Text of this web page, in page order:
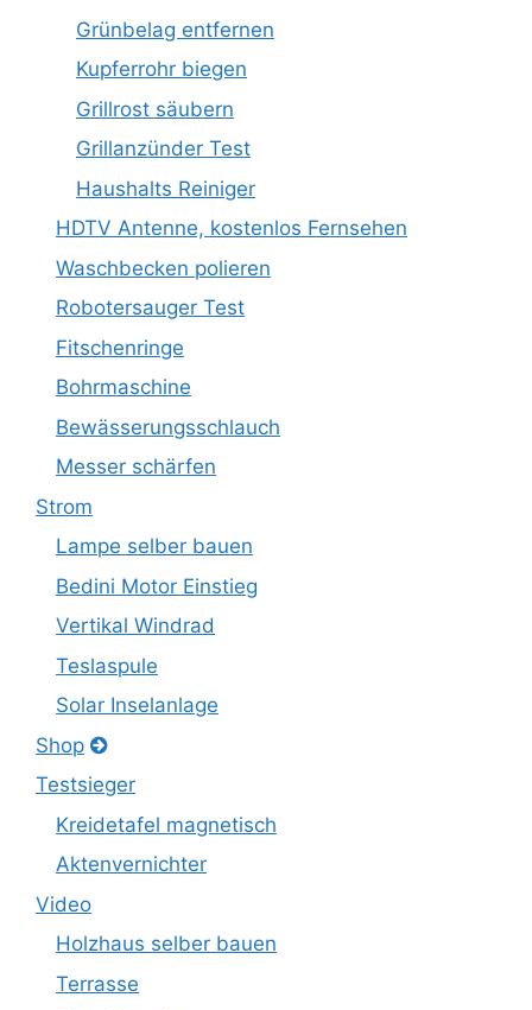
Grünbelag entfernen
Kupferrohr biegen
Grillrost säubern
Grillanzünder Test
Haushalts Reiniger
HDTV Antenne, kostenlos Fernsehen
Waschbecken polieren
Robotersauger Test
Fitschenringe
Bohrmaschine
Bewässerungsschlauch
Messer schärfen
Strom
Lampe selber bauen
Bedini Motor Einstieg
Vertikal Windrad
Teslaspule
Solar Inselanlage
Shop
Testsieger
Kreidetafel magnetisch
Aktenvernichter
Video
Holzhaus selber bauen
Terrasse